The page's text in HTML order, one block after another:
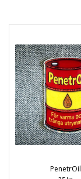
PenetrOil